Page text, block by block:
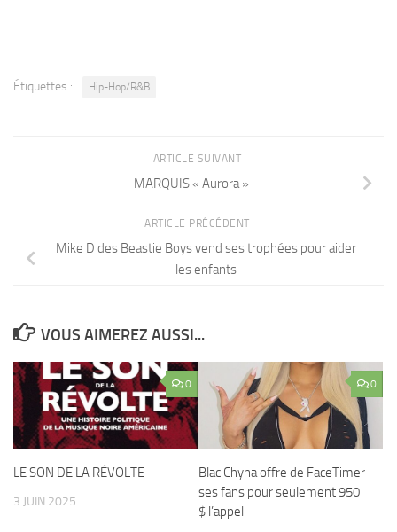
Étiquettes : Hip-Hop/R&B
ARTICLE SUIVANT
MARQUIS « Aurora »
ARTICLE PRÉCÉDENT
Mike D des Beastie Boys vend ses trophées pour aider
les enfants
VOUS AIMEREZ AUSSI...
0
LE SON DE LA RÉVOLTE
3 JUIN 2025
0
Blac Chyna offre de FaceTimer
ses fans pour seulement 950
$ l’appel